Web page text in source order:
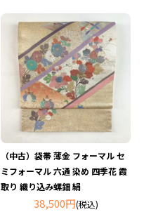
（中古）袋帯 薄金 フォーマル セ
ミフォーマル 六通 染め 四季花 霞
取り 織り込み螺鈿 絹
38,500円(税込)